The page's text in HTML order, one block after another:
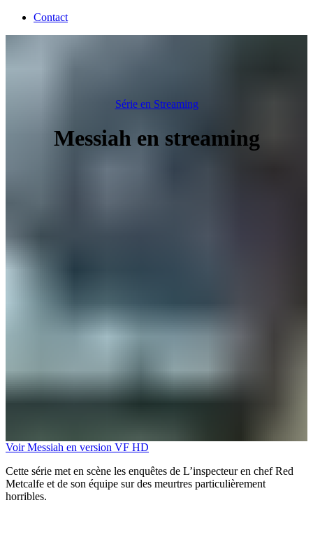
Contact
Série en Streaming
Messiah en streaming
Voir Messiah en version VF HD
Cette série met en scène les enquêtes de L’inspecteur en chef Red
Metcalfe et de son équipe sur des meurtres particulièrement
horribles.